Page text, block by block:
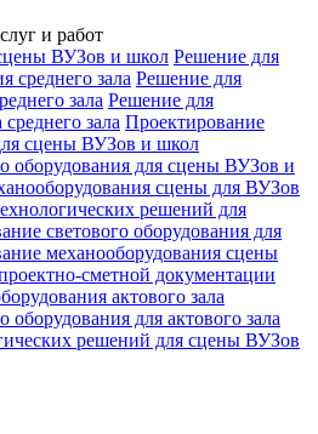
и работ
ВУЗов и школ Решение для
среднего зала Решение для
зала Решение для
зала Проектирование
сцены ВУЗов и школ
оборудования для сцены ВУЗов и
сцены для ВУЗов
решений для
светового оборудования для
механооборудования сцены
сметной документации
актового зала
оборудования для актового зала
решений для сцены ВУЗов